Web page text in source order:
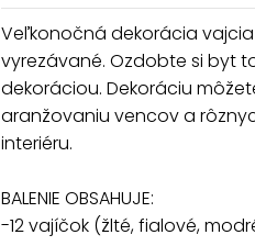
Veľkonočná dekorácia
vyrezávané. Ozdobte si byt
dekoráciou. Dekoráciu
aranžovaniu vencov a
interiéru.
BALENIE OBSAHUJE:
-12 vajíčok (žlté, fialové,